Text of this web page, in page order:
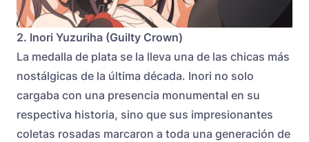
2. Inori Yuzuriha (Guilty Crown)
La medalla de plata se la lleva una de las chicas más
nostálgicas de la última década. Inori no solo
cargaba con una presencia monumental en su
respectiva historia, sino que sus impresionantes
coletas rosadas marcaron a toda una generación de